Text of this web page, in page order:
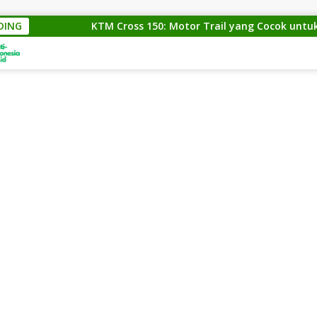
KTM Cross 150: Motor Trail yang Cocok untuk Para